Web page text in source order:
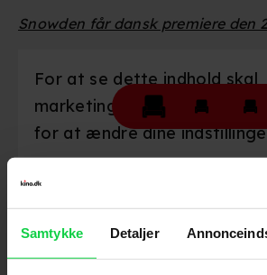
Samtykke Detaljer
Snowden får dansk premiere den
For at se dette indhold skal
marketingcookies være
for at ændre dine